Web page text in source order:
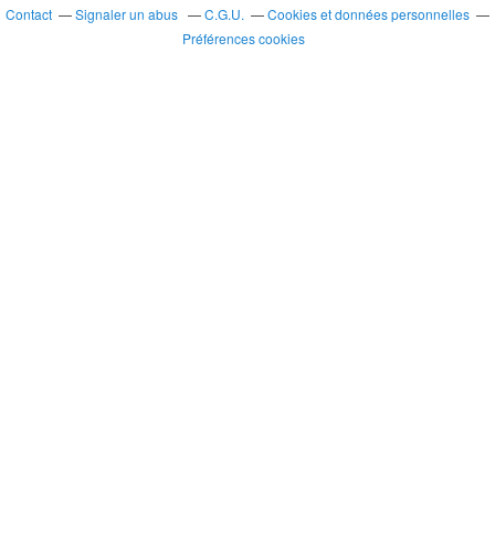
Contact
Signaler un abus C.G.U.
Cookies et données personnelles
Préférences cookies